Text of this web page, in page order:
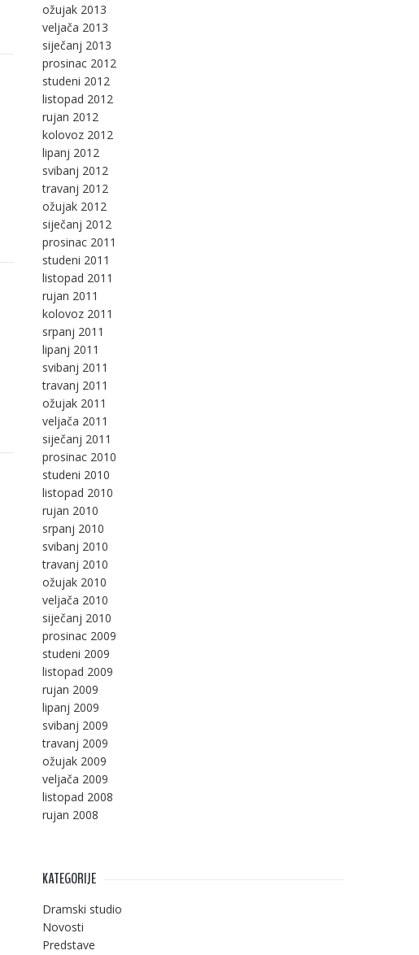
ožujak 2013
veljača 2013
siječanj 2013
prosinac 2012
studeni 2012
listopad 2012
rujan 2012
kolovoz 2012
lipanj 2012
svibanj 2012
travanj 2012
ožujak 2012
siječanj 2012
prosinac 2011
studeni 2011
listopad 2011
rujan 2011
kolovoz 2011
srpanj 2011
lipanj 2011
svibanj 2011
travanj 2011
ožujak 2011
veljača 2011
siječanj 2011
prosinac 2010
studeni 2010
listopad 2010
rujan 2010
srpanj 2010
svibanj 2010
travanj 2010
ožujak 2010
veljača 2010
siječanj 2010
prosinac 2009
studeni 2009
listopad 2009
rujan 2009
lipanj 2009
svibanj 2009
travanj 2009
ožujak 2009
veljača 2009
listopad 2008
rujan 2008
KATEGORIJE
Dramski studio
Novosti
Predstave